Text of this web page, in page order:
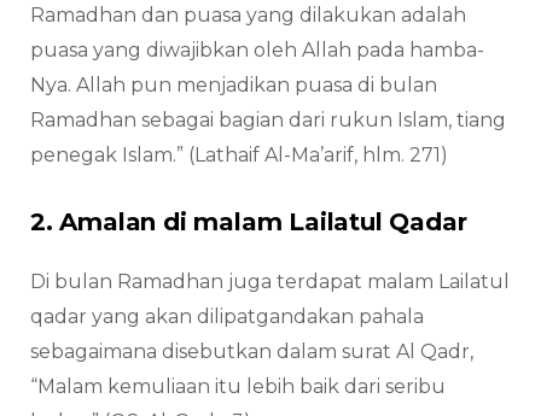
Ramadhan dan puasa yang dilakukan adalah
puasa yang diwajibkan oleh Allah pada hamba-
Nya. Allah pun menjadikan puasa di bulan
Ramadhan sebagai bagian dari rukun Islam, tiang
penegak Islam.” (Lathaif Al-Ma’arif, hlm. 271)
2. Amalan di malam Lailatul Qadar
Di bulan Ramadhan juga terdapat malam Lailatul
qadar yang akan dilipatgandakan pahala
sebagaimana disebutkan dalam surat Al Qadr,
“Malam kemuliaan itu lebih baik dari seribu